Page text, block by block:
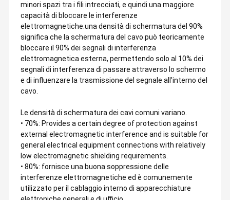
minori spazi tra i fili intrecciati, e quindi una maggiore
capacità di bloccare le interferenze
elettromagnetiche.una densità di schermatura del 90%
significa che la schermatura del cavo può teoricamente
bloccare il 90% dei segnali di interferenza
elettromagnetica esterna, permettendo solo al 10% dei
segnali di interferenza di passare attraverso lo schermo
e di influenzare la trasmissione del segnale all'interno del
cavo.
Le densità di schermatura dei cavi comuni variano.
• 70%: Provides a certain degree of protection against
external electromagnetic interference and is suitable for
general electrical equipment connections with relatively
low electromagnetic shielding requirements.
• 80%: fornisce una buona soppressione delle
interferenze elettromagnetiche ed è comunemente
utilizzato per il cablaggio interno di apparecchiature